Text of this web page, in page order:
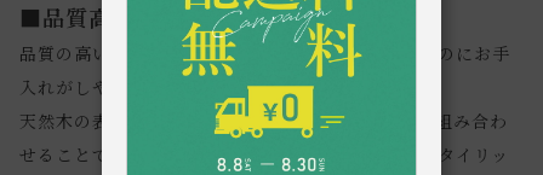
■品質高い質感と耐久性との両面を実現
品質の高い素材を使用しているので、高級感があるのにお手
入れがしやすく普段使いができます。
天然木の表情が楽しめる天板と異素材のアイアンを組み合わ
せることで、それぞれの素材の質感が引き立ち、スタイリッ